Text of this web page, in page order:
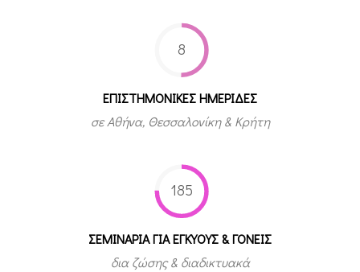
8
ΕΠΙΣΤΗΜΟΝΙΚΕΣ ΗΜΕΡΙΔΕΣ
σε Αθήνα, Θεσσαλονίκη & Κρήτη
185
ΣΕΜΙΝΑΡΙΑ ΓΙΑ ΕΓΚΥΟΥΣ & ΓΟΝΕΙΣ
δια ζώσης & διαδικτυακά